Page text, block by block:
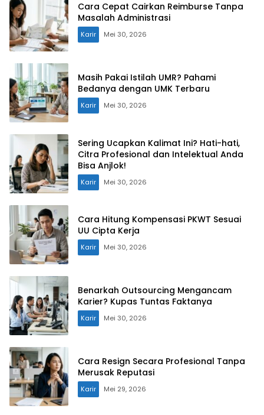
Cara Cepat Cairkan Reimburse Tanpa
Masalah Administrasi
Karir Mei 30, 2026
Masih Pakai Istilah UMR? Pahami
Bedanya dengan UMK Terbaru
Karir Mei 30, 2026
Sering Ucapkan Kalimat Ini? Hati-hati,
Citra Profesional dan Intelektual Anda
Bisa Anjlok!
Karir Mei 30, 2026
Cara Hitung Kompensasi PKWT Sesuai
UU Cipta Kerja
Karir Mei 30, 2026
Benarkah Outsourcing Mengancam
Karier? Kupas Tuntas Faktanya
Karir Mei 30, 2026
Cara Resign Secara Profesional Tanpa
Merusak Reputasi
Karir Mei 29, 2026